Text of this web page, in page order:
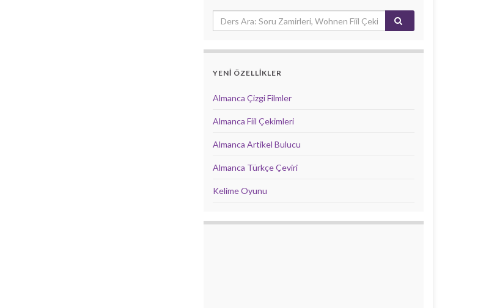
YENİ ÖZELLİKLER
Almanca Çizgi Filmler
Almanca Fiil Çekimleri
Almanca Artikel Bulucu
Almanca Türkçe Çeviri
Kelime Oyunu